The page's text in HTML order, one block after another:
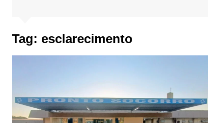
Tag: esclarecimento